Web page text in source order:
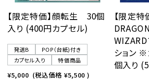
【限定特価】顔転生 30個
入り (400円カプセル)
発送B
POP（台紙)付き
カプセル入り
特価商品
¥5,000 (税込価格 ¥5,500 )
【限定
WIZARD
ション
個入り